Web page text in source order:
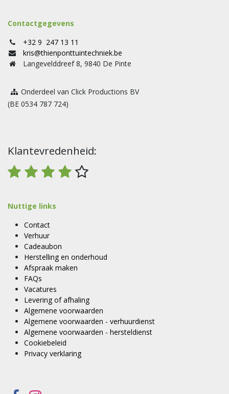
Contactgegevens
+32 9 247 13 11
kris@thienponttuintechniek.be
Langevelddreef 8, 9840 De Pinte
Onderdeel van Click Productions BV
(BE 0534 787 724)
Klantevredenheid:
Nuttige links
Contact
Verhuur
Cadeaubon
Herstelling en onderhoud
Afspraak maken
FAQs
Vacatures
Levering of afhaling
Algemene voorwaarden
Algemene voorwaarden - verhuurdienst
Algemene voorwaarden - hersteldienst
Cookiebeleid
Privacy verklaring